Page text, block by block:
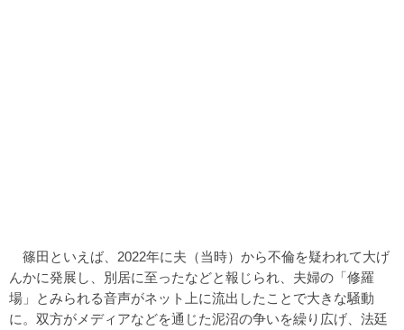
篠田といえば、2022年に夫（当時）から不倫を疑われて大げ
んかに発展し、別居に至ったなどと報じられ、夫婦の「修羅
場」とみられる音声がネット上に流出したことで大きな騒動
に。双方がメディアなどを通じた泥沼の争いを繰り広げ、法廷